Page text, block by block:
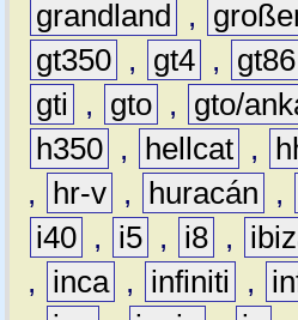
grandland
,
gt350 , gt4 , gt86
gti
, gto , gto/
h350 , hellcat ,
,
hr-v , huracán ,
i40 , i5 , i8 ,
,
inca , infiniti ,